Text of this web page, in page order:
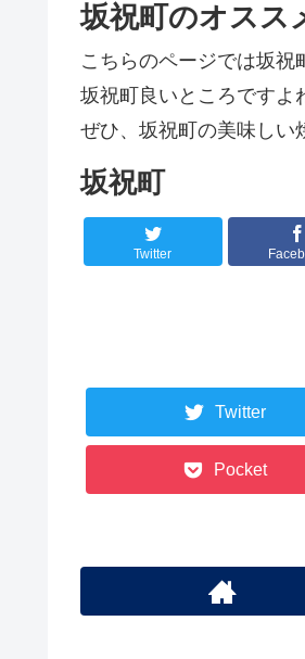
坂祝町のオスス
こちらのページでは坂祝
坂祝町良いところですよ
ぜひ、坂祝町の美味しい
坂祝町
Twitter
Twitter
Pocket